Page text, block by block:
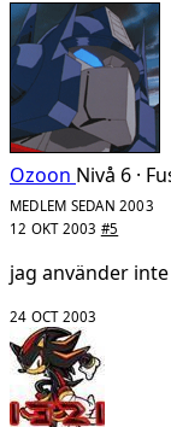
Ozoon Nivå 6 ·
MEDLEM SEDAN 2003
12 OKT 2003 #5
jag använder
24 OCT 2003